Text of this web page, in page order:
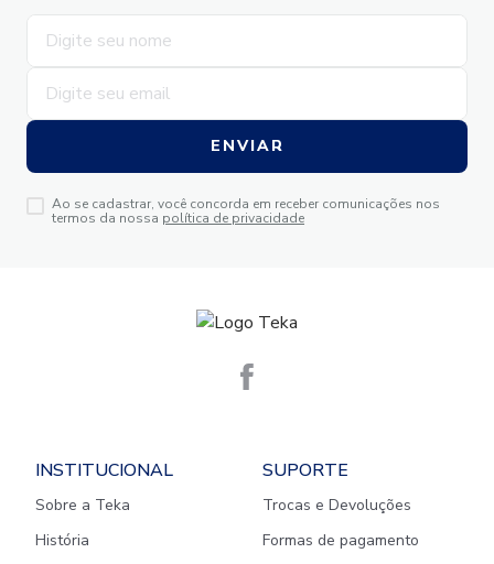
ENVIAR
Ao se cadastrar, você concorda em receber comunicações nos
termos da nossa política de privacidade
INSTITUCIONAL
Sobre a Teka
História
SUPORTE
Trocas e Devoluções
Formas de pagamento